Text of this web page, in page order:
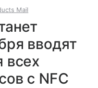
Mail
вводят
всех
с NFC